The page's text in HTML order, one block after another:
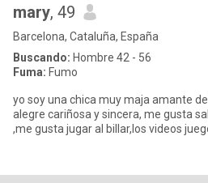
mary, 49
Barcelona, Cataluña, España
Buscando: Hombre 42 - 56
Fuma: Fumo
yo soy una chica muy maja amante
alegre cariñosa y sincera, me gusta
,me gusta jugar al billar,los videos